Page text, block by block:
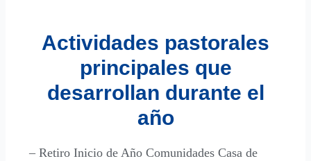
Actividades pastorales
principales que
desarrollan durante el
año
– Retiro Inicio de Año Comunidades Casa de